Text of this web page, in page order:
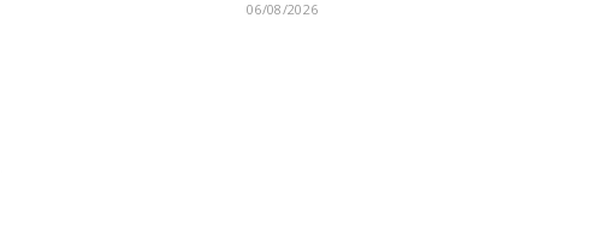
06/08/2026